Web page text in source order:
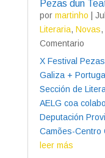
Pezas dun
por martinho
Literaria, Novas,
Comentario
X Festival
Galiza +
Sección de
AELG coa
Deputación
Camões-Centro
leer más